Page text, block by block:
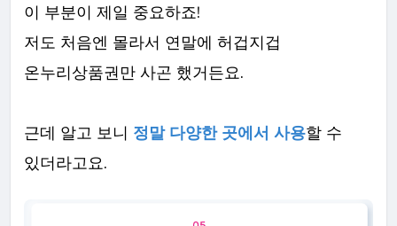
이 부분이 제일 중요하죠!
저도 처음엔 몰라서 연말에 허겁지겁
온누리상품권만 사곤 했거든요.
근데 알고 보니 정말 다양한 곳에서 사용할 수
있더라고요.